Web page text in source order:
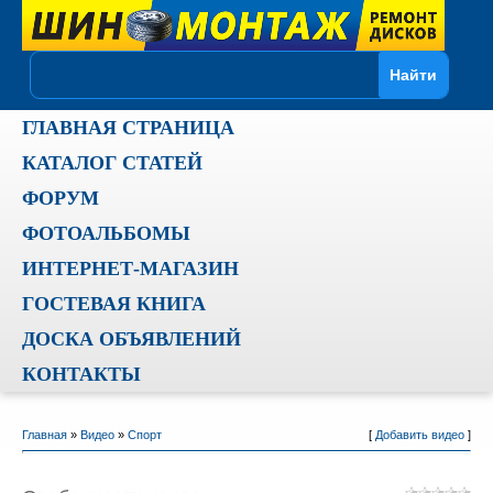
ГЛАВНАЯ СТРАНИЦА
КАТАЛОГ СТАТЕЙ
ФОРУМ
ФОТОАЛЬБОМЫ
ИНТЕРНЕТ-МАГАЗИН
ГОСТЕВАЯ КНИГА
ДОСКА ОБЪЯВЛЕНИЙ
КОНТАКТЫ
Главная» Видео» Спорт [ Добавить видео]